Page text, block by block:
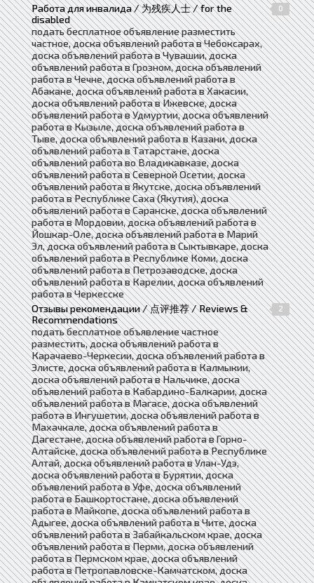
Работа для инвалида / 为残疾人士 / for the
disabled
0
подать бесплатное объявление разместить
частное, доска объявлений работа в Чебоксарах,
доска объявлений работа в Чувашии, доска
объявлений работа в Грозном, доска объявлений
работа в Чечне, доска объявлений работа в
Абакане, доска объявлений работа в Хакасии,
доска объявлений работа в Ижевске, доска
объявлений работа в Удмуртии, доска объявлений
работа в Кызыле, доска объявлений работа в
Тыве, доска объявлений работа в Казани, доска
объявлений работа в Татарстане, доска
объявлений работа во Владикавказе, доска
объявлений работа в Северной Осетии, доска
объявлений работа в Якутске, доска объявлений
работа в Республике Саха (Якутия), доска
объявлений работа в Саранске, доска объявлений
работа в Мордовии, доска объявлений работа в
Йошкар-Оле, доска объявлений работа в Марий
Эл, доска объявлений работа в Сыктывкаре, доска
объявлений работа в Республике Коми, доска
объявлений работа в Петрозаводске, доска
объявлений работа в Карелии, доска объявлений
работа в Черкесске
Отзывы рекомендации / 点评推荐 / Reviews &
Recommendations
2
подать бесплатное объявление частное
разместить, доска объявлений работа в
Карачаево-Черкесии, доска объявлений работа в
Элисте, доска объявлений работа в Калмыкии,
доска объявлений работа в Нальчике, доска
объявлений работа в Кабардино-Балкарии, доска
объявлений работа в Магасе, доска объявлений
работа в Ингушетии, доска объявлений работа в
Махачкале, доска объявлений работа в
Дагестане, доска объявлений работа в Горно-
Алтайске, доска объявлений работа в Республике
Алтай, доска объявлений работа в Улан-Удэ,
доска объявлений работа в Бурятии, доска
объявлений работа в Уфе, доска объявлений
работа в Башкортостане, доска объявлений
работа в Майкопе, доска объявлений работа в
Адыгее, доска объявлений работа в Чите, доска
объявлений работа в Забайкальском крае, доска
объявлений работа в Перми, доска объявлений
работа в Пермском крае, доска объявлений
работа в Петропавловске-Камчатском, доска